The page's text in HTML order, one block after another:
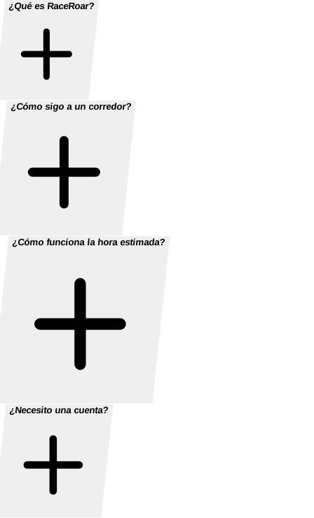
¿Qué es RaceRoar?
¿Cómo sigo a un corredor?
¿Cómo funciona la hora estimada?
¿Necesito una cuenta?